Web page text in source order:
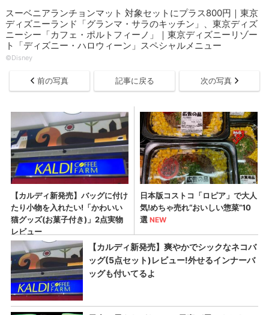
スーベニアランチョンマット 対象セットにプラス800円｜東京
ディズニーランド「グランマ・サラのキッチン」、東京ディズ
ニーシー「カフェ・ポルトフィーノ」｜東京ディズニーリゾー
ト「ディズニー・ハロウィーン」スペシャルメニュー
©Disney
前の写真 記事に戻る 次の写真